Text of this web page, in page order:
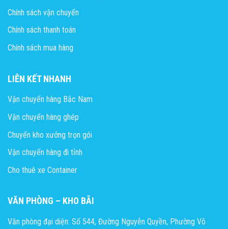
Chính sách vận chuyển
Chính sách thanh toán
Chính sách mua hàng
LIÊN KẾT NHANH
Vận chuyển hàng Bắc Nam
Vận chuyển hàng ghép
Chuyển kho xưởng trọn gói
Vận chuyển hàng đi tỉnh
Cho thuê xe Container
VĂN PHÒNG – KHO BÃI
Văn phòng đại diện: Số 544, Đường Nguyễn Quyền, Phường Võ